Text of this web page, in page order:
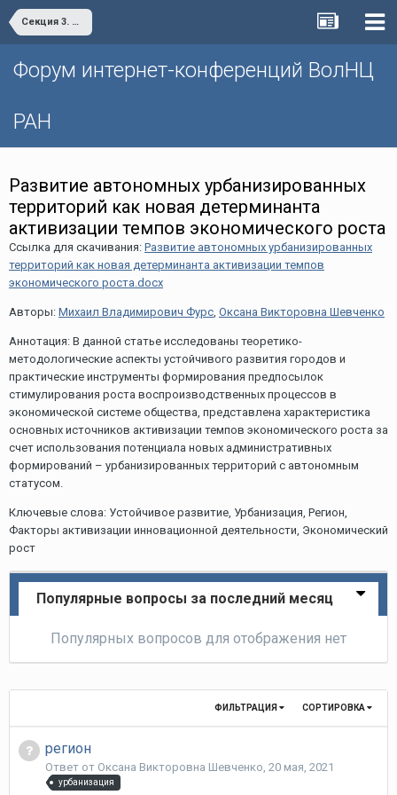
Секция 3. «Проблемы и пути повышения финансовой устойчивости территории»
Форум интернет-конференций ВолНЦ
РАН
Развитие автономных урбанизированных
территорий как новая детерминанта
активизации темпов экономического роста
Ссылка для скачивания: Развитие автономных урбанизированных
территорий как новая детерминанта активизации темпов
экономического роста.docx
Авторы: Михаил Владимирович Фурс, Оксана Викторовна Шевченко
Аннотация: В данной статье исследованы теоретико-
методологические аспекты устойчивого развития городов и
практические инструменты формирования предпосылок
стимулирования роста воспроизводственных процессов в
экономической системе общества, представлена характеристика
основных источников активизации темпов экономического роста за
счет использования потенциала новых административных
формирований – урбанизированных территорий с автономным
статусом.
Ключевые слова: Устойчивое развитие, Урбанизация, Регион,
Факторы активизации инновационной деятельности, Экономический
рост
Популярные вопросы за последний месяц
Популярных вопросов для отображения нет
СОРТИРОВКА
ФИЛЬТРАЦИЯ
регион
Ответ от Оксана Викторовна Шевченко, 20 мая, 2021
урбанизация